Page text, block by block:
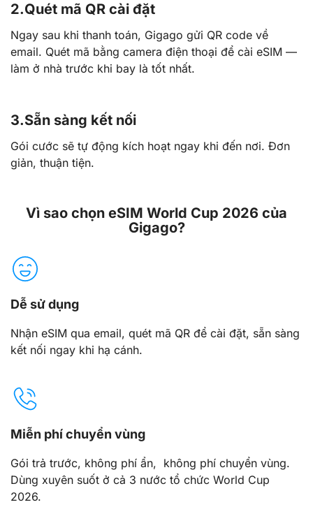
2.Quét mã QR cài đặt
Ngay sau khi thanh toán, Gigago gửi QR code về
email. Quét mã bằng camera điện thoại để cài eSIM —
làm ở nhà trước khi bay là tốt nhất.
3.Sẵn sàng kết nối
Gói cước sẽ tự động kích hoạt ngay khi đến nơi. Đơn
giản, thuận tiện.
Vì sao chọn eSIM World Cup 2026 của
Gigago?
Dễ sử dụng
Nhận eSIM qua email, quét mã QR để cài đặt, sẵn sàng
kết nối ngay khi hạ cánh.
Miễn phí chuyển vùng
Gói trả trước, không phí ẩn, không phí chuyển vùng.
Dùng xuyên suốt ở cả 3 nước tổ chức World Cup
2026.